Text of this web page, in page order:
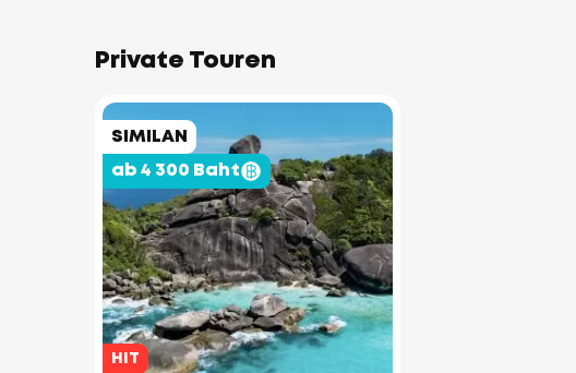
Private Touren
SIMILAN
ab 4 300 Baht
HIT